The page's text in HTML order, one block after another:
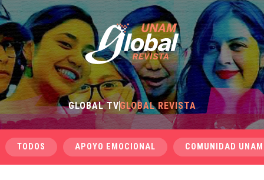
GLOBAL TVGLOBAL REVISTA
TODOS APOYO EMOCIONAL COMUNIDAD UNAM